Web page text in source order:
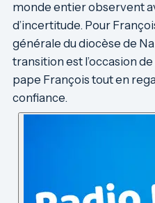
monde entier observent
d’incertitude. Pour
générale du diocèse de
transition est l’occasion
pape François tout en
confiance.